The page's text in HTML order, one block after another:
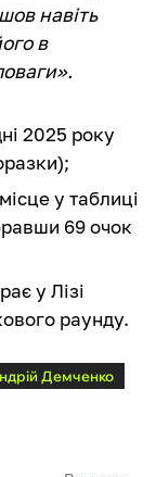
навіть
в
2025 року
у таблиці
69 очок
у Лізі
раунду.
Демченко